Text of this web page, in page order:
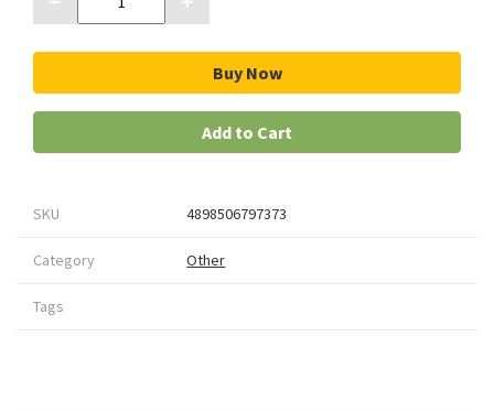
Buy Now
Add to Cart
SKU 4898506797373
Category Other
Tags